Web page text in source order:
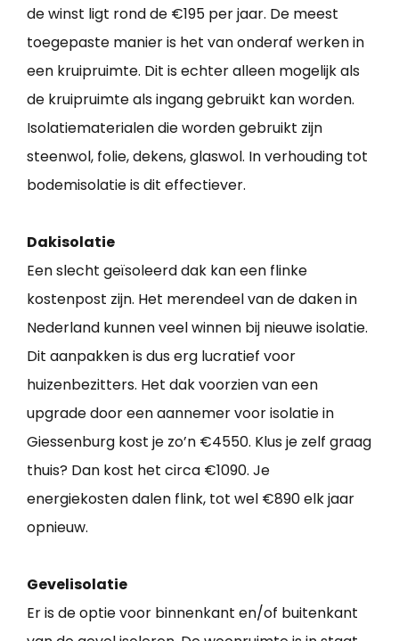
de winst ligt rond de €195 per jaar. De meest
toegepaste manier is het van onderaf werken in
een kruipruimte. Dit is echter alleen mogelijk als
de kruipruimte als ingang gebruikt kan worden.
Isolatiematerialen die worden gebruikt zijn
steenwol, folie, dekens, glaswol. In verhouding tot
bodemisolatie is dit effectiever.
Dakisolatie
Een slecht geïsoleerd dak kan een flinke
kostenpost zijn. Het merendeel van de daken in
Nederland kunnen veel winnen bij nieuwe isolatie.
Dit aanpakken is dus erg lucratief voor
huizenbezitters. Het dak voorzien van een
upgrade door een aannemer voor isolatie in
Giessenburg kost je zo’n €4550. Klus je zelf graag
thuis? Dan kost het circa €1090. Je
energiekosten dalen flink, tot wel €890 elk jaar
opnieuw.
Gevelisolatie
Er is de optie voor binnenkant en/of buitenkant